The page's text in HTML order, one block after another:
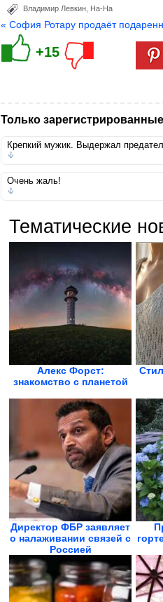
Владимир Левкин, На-На
« София Ротару продаёт
+15
Только
Крепкий мужик. Выдержал
Очень жаль!
Тематические
Алекс Форст:
знакомство с планетой
Директор ФБР заявляет
о налаживании связей с
Россией